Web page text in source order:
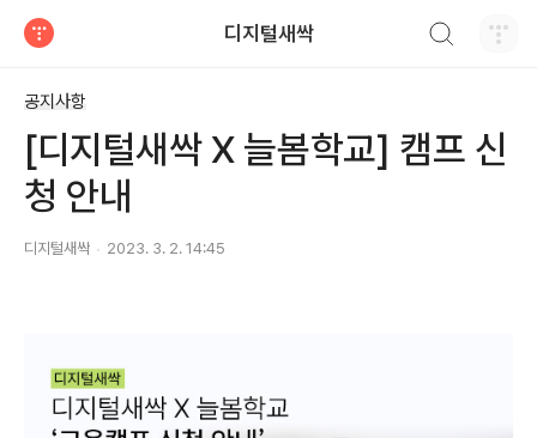
디지털새싹
공지사항
[디지털새싹 X 늘봄학교] 캠프 신
청 안내
디지털새싹 2023. 3. 2. 14:45